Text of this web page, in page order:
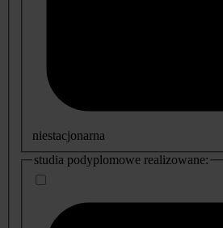
niestacjonarna
studia podyplomowe realizowane: